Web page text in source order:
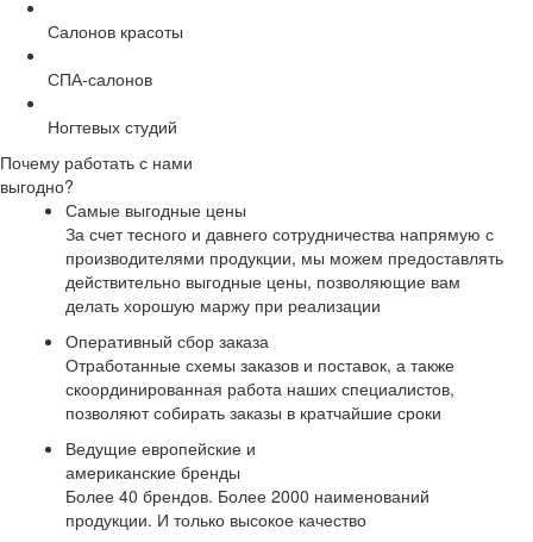
Салонов красоты
СПА-салонов
Ногтевых студий
Почему работать с нами
выгодно?
Самые выгодные цены
За счет тесного и давнего сотрудничества напрямую с
производителями продукции, мы можем предоставлять
действительно выгодные цены, позволяющие вам
делать хорошую маржу при реализации
Оперативный сбор заказа
Отработанные схемы заказов и поставок, а также
скоординированная работа наших специалистов,
позволяют собирать заказы в кратчайшие сроки
Ведущие европейские и
американские бренды
Более 40 брендов. Более 2000 наименований
продукции. И только высокое качество